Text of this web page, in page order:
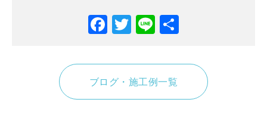
Facebook
Twitter
Line
ブログ・施工例一覧